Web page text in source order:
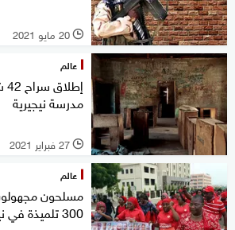
l 20 مايو 2021
عالم
مدرسة نيجيرية
l 27 فبراير 2021
عالم
مسلحون
300 تلميذة في نيجيريا